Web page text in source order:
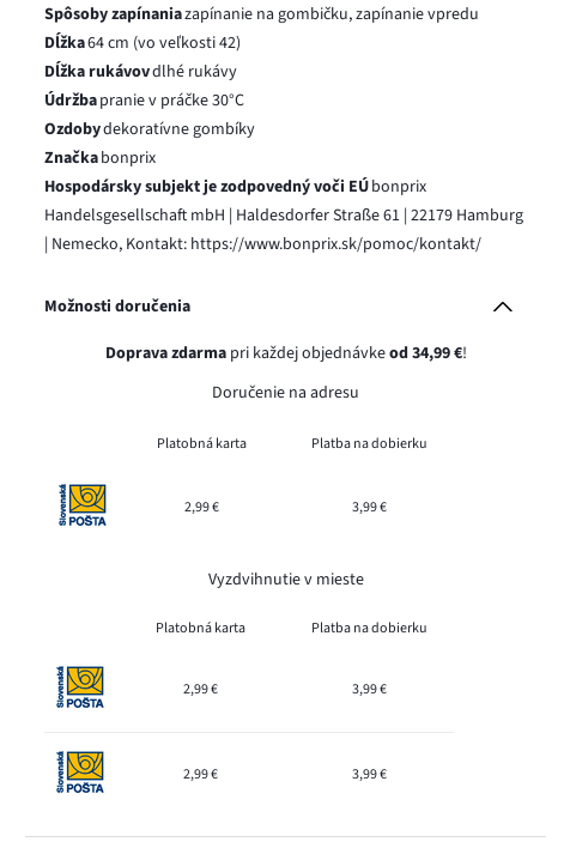
Spôsoby zapínaniazapínanie na gombičku, zapínanie vpredu
Dĺžka64 cm (vo veľkosti 42)
Dĺžka rukávovdlhé rukávy
Údržbapranie v práčke 30°C
Ozdobydekoratívne gombíky
Značkabonprix
Hospodársky subjekt je zodpovedný voči EÚbonprix
Handelsgesellschaft mbH | Haldesdorfer Straße 61 | 22179 Hamburg
| Nemecko, Kontakt: https://www.bonprix.sk/pomoc/kontakt/
Možnosti doručenia
Doprava zdarmapri každej objednávkeod 34,99 €!
Doručenie na adresu
Platobná karta Platba na dobierku
2,99 € 3,99 €
Vyzdvihnutie v mieste
Platobná karta Platba na dobierku
2,99 € 3,99 €
2,99 € 3,99 €